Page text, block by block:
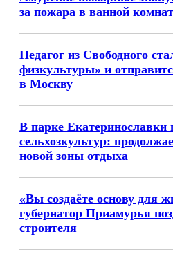
за пожара в ванной
Педагог из Свободного
физкультуры» и
в Москву
В парке Екатеринославки
сельхозкультур:
новой зоны отдыха
«Вы создаёте основу для
губернатор Приамурья
строителя